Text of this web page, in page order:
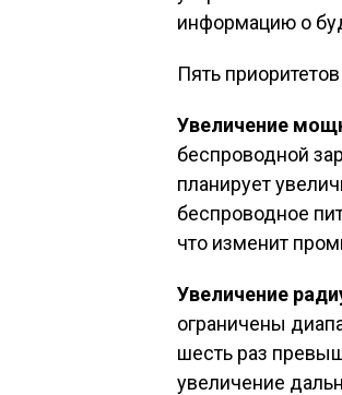
информацию о
Пять
Увеличение
беспроводной
планирует
беспроводное
что изменит
Увеличение
ограничены
шесть раз
увеличение